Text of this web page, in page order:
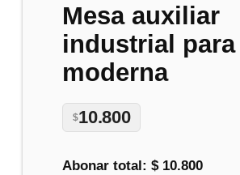
Mesa auxiliar
industrial
moderna
$10.800
Abonar total:$ 10.800